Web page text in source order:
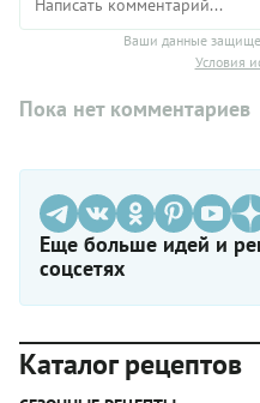
Ваши данные
Условия
Пока нет комментариев
Еще больше идей и
соцсетях
Каталог рецептов